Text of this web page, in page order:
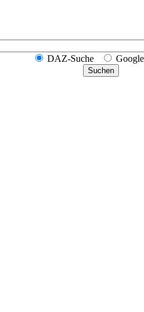
DAZ-Suche
Suchen